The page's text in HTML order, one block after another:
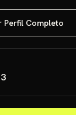
Perfil Completo